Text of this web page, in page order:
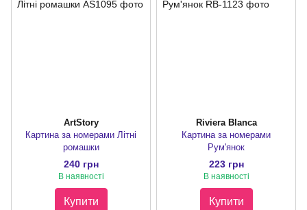
ArtStory
Картина за номерами Літні
ромашки
240 грн
В наявності
Купити
Riviera Blanca
Картина за номерами
Рум'янок
223 грн
В наявності
Купити